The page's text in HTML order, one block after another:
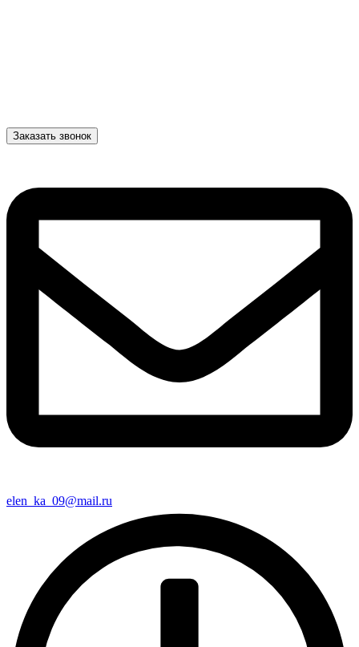
Заказать звонок
elen_ka_09@mail.ru